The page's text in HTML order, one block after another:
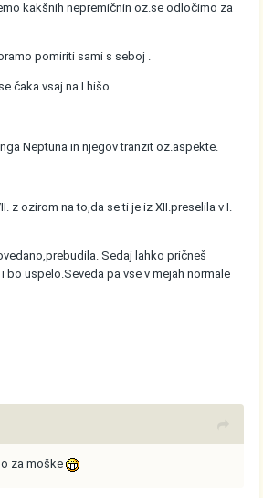
kakšnih nepremičnin oz.se odločimo za
pomiriti sami s seboj .
čaka vsaj na I.hišo.
Neptuna in njegov tranzit oz.aspekte.
z ozirom na to,da se ti je iz XII.preselila v I.
Sedaj lahko pričneš
bo uspelo.Seveda pa vse v mejah normale
za moške